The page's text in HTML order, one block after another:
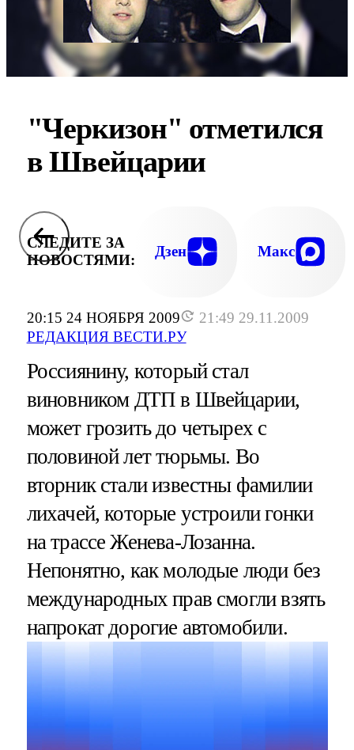
20:15 24 НОЯБРЯ 2009
21:49 29.11.2009
РЕДАКЦИЯ ВЕСТИ.РУ
"Черкизон" отметился
в Швейцарии
СЛЕДИТЕ ЗА
НОВОСТЯМИ:
Дзен Макс
Россиянину, который стал
виновником ДТП в Швейцарии,
может грозить до четырех с
половиной лет тюрьмы. Во
вторник стали известны фамилии
лихачей, которые устроили гонки
на трассе Женева-Лозанна.
Непонятно, как молодые люди без
международных прав смогли взять
напрокат дорогие автомобили.